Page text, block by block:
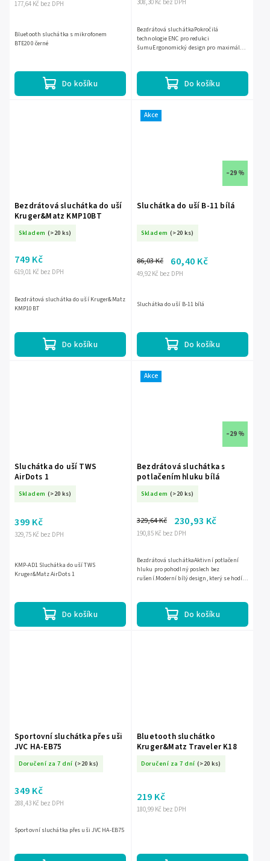
177,64 Kč bez DPH
Do košíku
Bluetooth sluchátka s mikrofonem
BTE200 černé
308,30 Kč bez DPH
Do košíku
Bezdrátová sluchátkaPokročilá
technologie ENC pro redukci
šumuErgonomický design pro maximální
hodin
Bezdrátová sluchátka do uší
Kruger&Matz KMP10BT
Skladem (>20 ks)
619,01 Kč bez DPH
749 Kč
Do košíku
Bezdrátová sluchátka do uší Kruger&Matz
KMP10BT
Akce
–29 %
Sluchátka do uší B-11 bílá
Skladem (>20 ks)
49,92 Kč bez DPH
86,03 Kč 60,40 Kč
Do košíku
Sluchátka do uší B-11 bílá
Sluchátka do uší TWS
AirDots 1
Skladem (>20 ks)
329,75 Kč bez DPH
399 Kč
Do košíku
KMP-AD1 Sluchátka do uší TWS
Kruger&Matz AirDots 1
Akce
–29 %
Bezdrátová sluchátka s
potlačením hluku bílá
Skladem (>20 ks)
190,85 Kč bez DPH
329,64 Kč 230,93 Kč
Do košíku
Bezdrátová sluchátkaAktivní potlačení
hluku pro pohodlný poslech bez
rušení.Moderní bílý design, který se hodí k
Sportovní sluchátka přes uši
JVC HA-EB75
Doručení za 7 dní (>20 ks)
288,43 Kč bez DPH
349 Kč
Sportovní sluchátka přes uši JVC HA-EB75
Bluetooth sluchátko
Kruger&Matz Traveler K18
Doručení za 7 dní (>20 ks)
180,99 Kč bez DPH
219 Kč